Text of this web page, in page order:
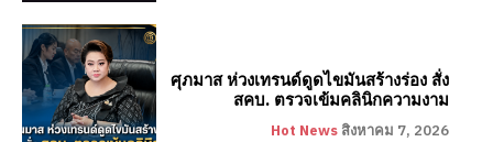
ศุภมาส ห่วงเทรนด์ดูดไขมันสร้างร่อง สั่ง
สคบ. ตรวจเข้มคลินิกความงาม
Hot News สิงหาคม 7, 2026